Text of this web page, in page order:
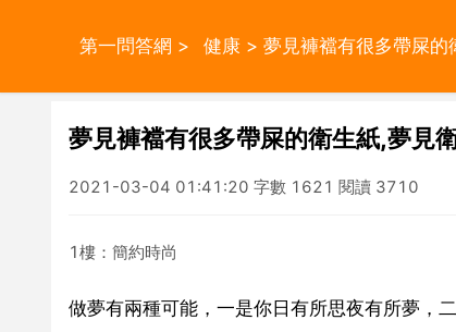
第一問答網 > 健康 > 夢見褲襠有很多帶屎
夢見褲襠有很多帶屎的衛生紙,夢見
2021-03-04 01:41:20 字數 1621 閱讀 3710
1樓：簡約時尚
做夢有兩種可能，一是你日有所思夜有所夢，